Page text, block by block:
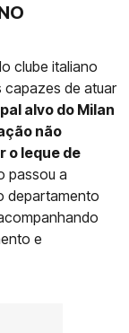
clube italiano
capazes de atuar
alvo do Milan
não
o leque de
passou a
departamento
e